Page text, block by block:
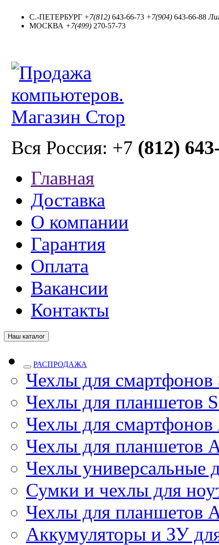
С.-ПЕТЕРБУРГ +7(812) 643-66-73 +7(904) 643-66-88
МОСКВА +7(499) 270-57-73
Вся Россия: +7 (812)
Главная
Доставка
О компании
Гарантия
Оплата
Вакансии
Контакты
Наш каталог
РАСПРОДАЖА
Чехлы для смартфонов
Чехлы для планшетов
Чехлы для
Чехлы для планшетов
Чехлы универсальные
Сумки и чехлы для
Чехлы для планшетов
Аккумуляторы и ЗУ